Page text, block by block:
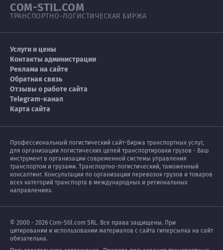
COM-STIL.COM
ТРАНСПОРТНО-ЛОГИСТИЧЕСКАЯ БИРЖА
Услуги и цены
Контакты администрации
Реклама на сайте
Обратная связь
Отзывы о работе сайта
Telegram-канал
Карта сайта
Профессиональный логистический сайт-Биржа транспортных услуг,
для организации логистических цепей транспортировки грузов - Ваш
инструмент в организации современной системы управления
транспортом и грузами. Транспортно-логистический, таможенный
консалтинг. Консультации по организации перевозок грузов и товаров
всех категорий транспорта в международных и региональных
направлениях.
© 2000 - 2026 Com-Stil.com SRL. Все права защищены. При
цитировании и использовании материалов с сайта гиперсылка на сайт
обязательна.